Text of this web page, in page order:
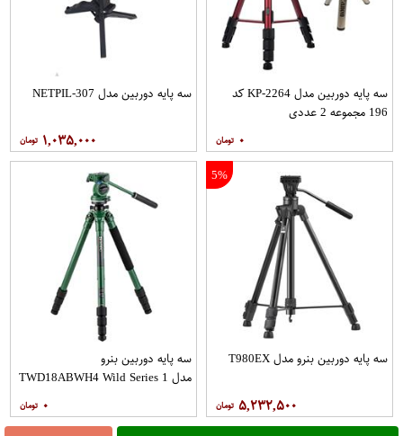
سه پایه دوربین مدل KP-2264 کد
196 مجموعه 2 عددی
۰
سه پایه دوربین مدل NETPIL-307
۱,۰۳۵,۰۰۰
5%
سه پایه دوربین بنرو مدل T980EX
۵,۲۳۲,۵۰۰
سه پایه دوربین بنرو
مدل TWD18ABWH4 Wild Series 1
۰